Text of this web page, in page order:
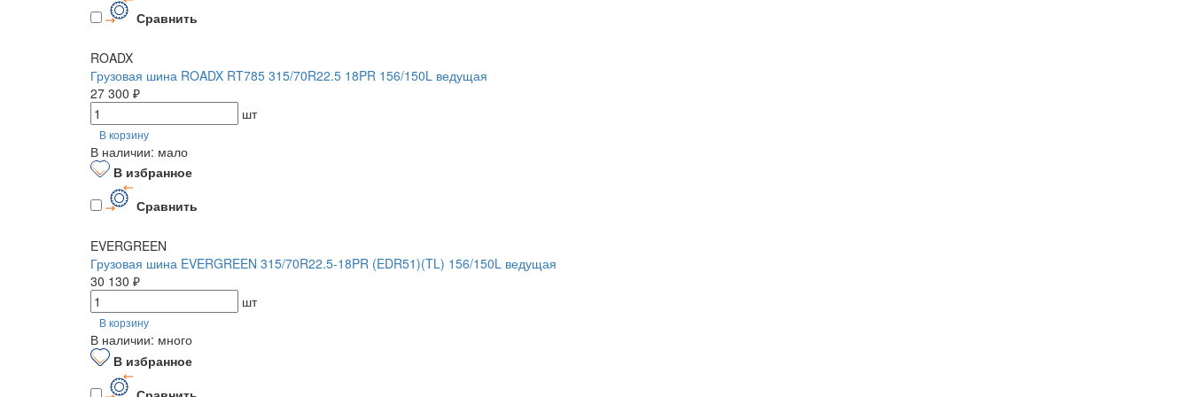
Сравнить
ROADX
Грузовая шина ROADX RT785 315/70R22.5 18PR 156/150L ведущая
27 300 ₽
шт
В корзину
В наличии: мало
В избранное
Сравнить
EVERGREEN
Грузовая шина EVERGREEN 315/70R22.5-18PR (EDR51)(TL) 156/150L ведущая
30 130 ₽
шт
В корзину
В наличии: много
В избранное